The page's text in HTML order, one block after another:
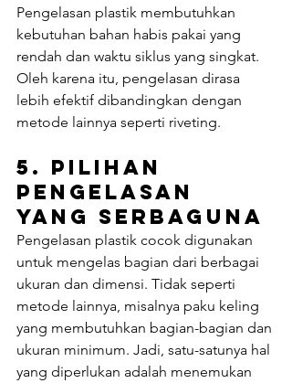
Pengelasan plastik membutuhkan
kebutuhan bahan habis pakai yang
rendah dan waktu siklus yang singkat.
Oleh karena itu, pengelasan dirasa
lebih efektif dibandingkan dengan
metode lainnya seperti riveting.
5. Pilihan
Pengelasan
yang Serbaguna
Pengelasan plastik cocok digunakan
untuk mengelas bagian dari berbagai
ukuran dan dimensi. Tidak seperti
metode lainnya, misalnya paku keling
yang membutuhkan bagian-bagian dan
ukuran minimum. Jadi, satu-satunya hal
yang diperlukan adalah menemukan